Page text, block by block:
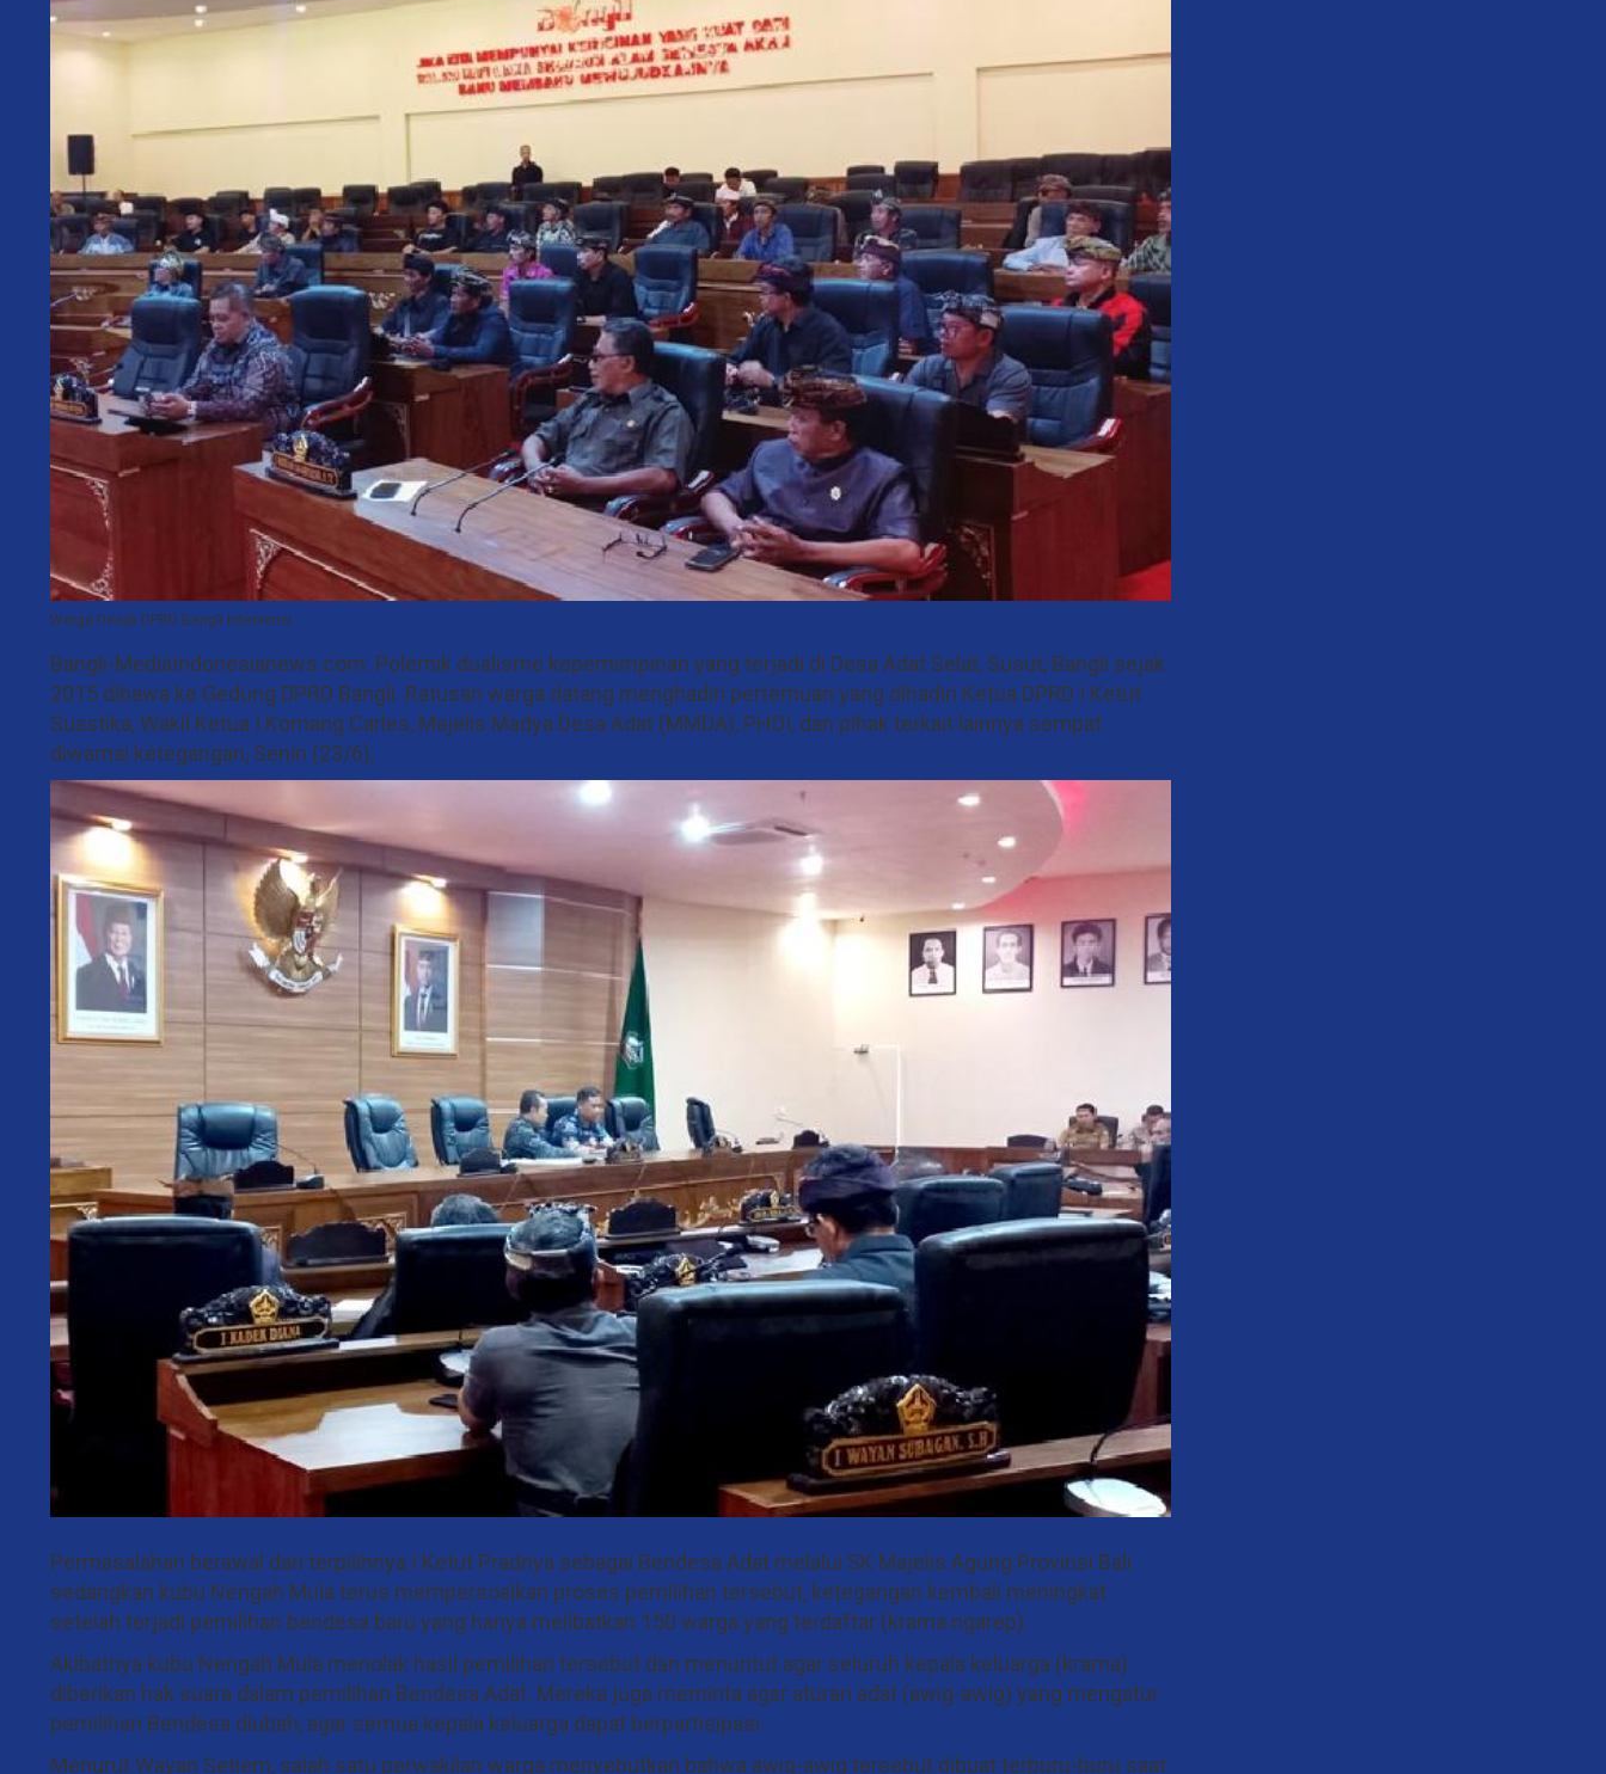
Warga Desak DPRD Bangli Intervensi
Bangli-MediaIndonesianews.com: Polemik dualisme kepemimpinan yang terjadi di Desa Adat Selat, Susut, Bangli sejak
2015 dibawa ke Gedung DPRD Bangli. Ratusan warga datang menghadiri pertemuan yang dihadiri Ketua DPRD I Ketut
Suastika, Wakil Ketua I Komang Carles, Majelis Madya Desa Adat (MMDA), PHDI, dan pihak terkait lainnya sempat
diwarnai ketegangan, Senin (23/6),
Permasalahan berawal dari terpilihnya I Ketut Pradnya sebagai Bendesa Adat melalui SK Majelis Agung Provinsi Bali
sedangkan kubu Nengah Mula terus mempersoalkan proses pemilihan tersebut, ketegangan kembali meningkat
setelah terjadi pemilihan bendesa baru yang hanya melibatkan 150 warga yang terdaftar (krama ngarep).
Akibatnya kubu Nengah Mula menolak hasil pemilihan tersebut dan menuntut agar seluruh kepala keluarga (krama)
diberikan hak suara dalam pemilihan Bendesa Adat. Mereka juga meminta agar aturan adat (awig-awig) yang mengatur
pemilihan Bendesa diubah, agar semua kepala keluarga dapat berpartisipasi.
Menurut Wayan Setiem, salah satu perwakilan warga menyebutkan bahwa awig-awig tersebut dibuat terburu-buru saat